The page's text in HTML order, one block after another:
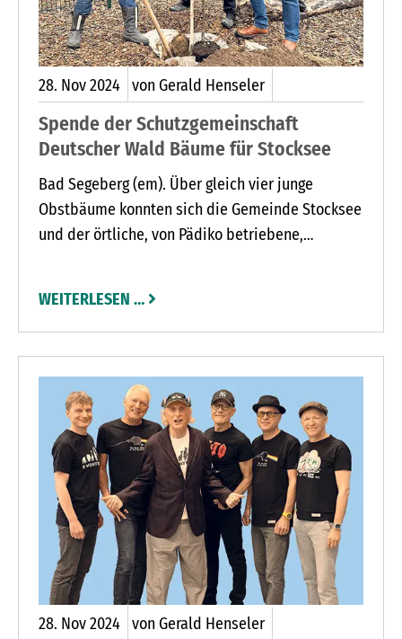
28. Nov2024 von Gerald Henseler
Spende der Schutzgemeinschaft
Deutscher Wald Bäume für Stocksee
Bad Segeberg (em). Über gleich vier junge
Obstbäume konnten sich die Gemeinde Stocksee
und der örtliche, von Pädiko betriebene,
Segeberg der Schutzgemeinschaft Deutscher
Wald, als Spende für die Gemeinde mit nach
Stocksee gebracht.
WEITERLESEN …
28. Nov2024 von Gerald Henseler